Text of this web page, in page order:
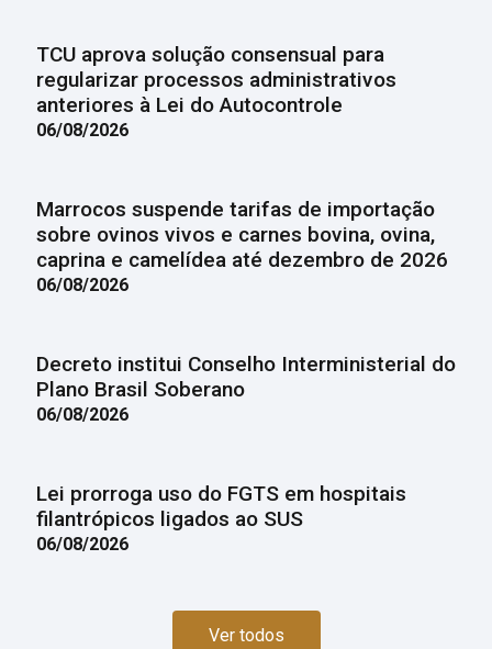
TCU aprova solução consensual para
regularizar processos administrativos
anteriores à Lei do Autocontrole
06/08/2026
Marrocos suspende tarifas de importação
sobre ovinos vivos e carnes bovina, ovina,
caprina e camelídea até dezembro de 2026
06/08/2026
Decreto institui Conselho Interministerial do
Plano Brasil Soberano
06/08/2026
Lei prorroga uso do FGTS em hospitais
filantrópicos ligados ao SUS
06/08/2026
Ver todos